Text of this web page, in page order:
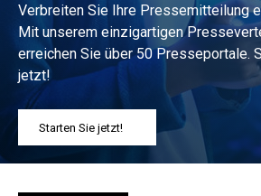
Verbreiten Sie Ihre Pressemitteilung
Mit unserem einzigartigen
erreichen Sie über 50 Presseportale.
jetzt!
Starten Sie jetzt!